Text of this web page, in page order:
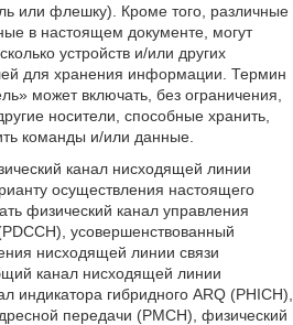
или флешку). Кроме того, различные
в настоящем документе, могут
устройств и/или других
для хранения информации. Термин
может включать, без ограничения,
носители, способные хранить,
команды и/или данные.
канал нисходящей линии
осуществления настоящего
физический канал управления
усовершенствованный
нисходящей линии связи
канал нисходящей линии
индикатора гибридного ARQ (PHICH),
передачи (РМСН), физический